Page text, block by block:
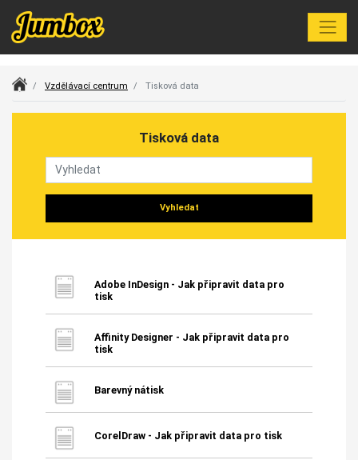
Index Vzdělávací centrum Tisková data
Tisková data
Vyhledat
Adobe InDesign - Jak připravit data pro
tisk
Affinity Designer - Jak připravit data pro
tisk
Barevný nátisk
CorelDraw - Jak připravit data pro tisk